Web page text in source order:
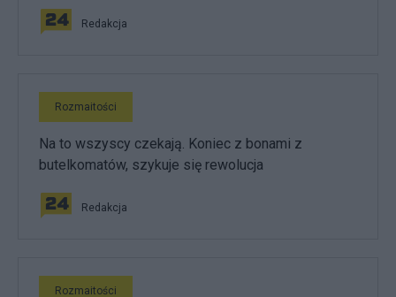
Redakcja
Rozmaitości
Na to wszyscy czekają. Koniec z bonami z
butelkomatów, szykuje się rewolucja
Redakcja
Rozmaitości